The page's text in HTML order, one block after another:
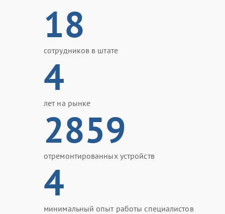
18
сотрудников в штате
4
лет на рынке
2859
отремонтированных устройств
4
минимальный опыт работы специалистов